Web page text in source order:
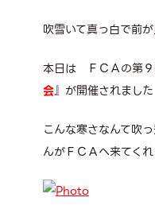
吹雪いて真っ白で前
本日は ＦＣＡの第
会』が開催されました
こんな寒さなんて吹
んがＦＣＡへ来てく